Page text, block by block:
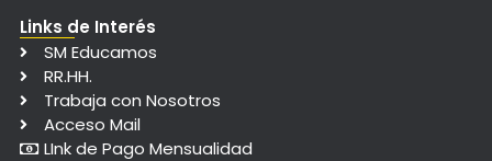
Links de Interés
SM Educamos
RR.HH.
Trabaja con Nosotros
Acceso Mail
LInk de Pago Mensualidad